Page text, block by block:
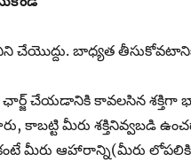
చేయొద్దు. బాధ్యత
చేయడానికి కావలసిన
కాబట్టి మీరు శక్తినివ్వబడి
మీరు ఆహారాన్ని(మీరు లోపలికి